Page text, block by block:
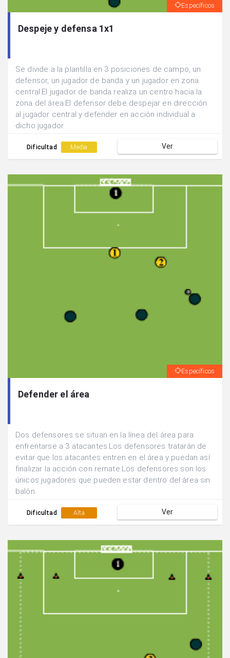
Específicos
Despeje y defensa 1x1
Se divide a la plantilla en 3 posiciones de campo, un
defensor, un jugador de banda y un jugador en zona
central.El jugador de banda realiza un centro hacia la
zona del área.El defensor debe despejar en dirección
al jugador central y defender en acción individual a
dicho jugador.
Dificultad Media Ver
Específicos
Defender el área
Dos defensores se situan en la línea del área para
enfrentarse a 3 atacantes.Los defensores tratarán de
evitar que los atacantes entren en el área y puedan así
finalizar la acción con remate.Los defensores son los
únicos jugadores que pueden estar dentro del área sin
balón.
Dificultad Alta Ver